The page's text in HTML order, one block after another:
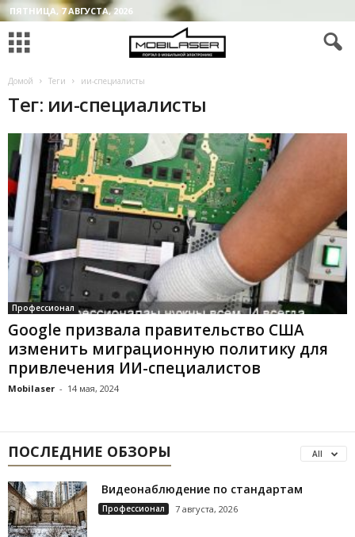
ПЯТНИЦА, 7 АВГУСТА, 2026
Домой Теги ии-специалисты
Тег: ии-специалисты
Профессионал
Google призвала правительство США
изменить миграционную политику для
привлечения ИИ-специалистов
Mobilaser - 14 мая, 2024
ПОСЛЕДНИЕ ОБЗОРЫ All
Видеонаблюдение по стандартам
Профессионал 7 августа, 2026